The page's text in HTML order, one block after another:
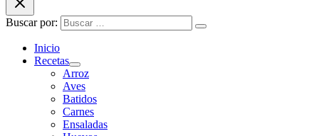
Buscar por:
Inicio
Recetas
Arroz
Aves
Batidos
Carnes
Ensaladas